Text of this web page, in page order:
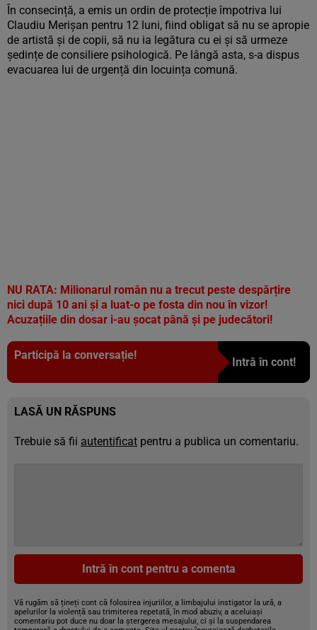
În consecință, a emis un ordin de protecție împotriva lui
Claudiu Merișan pentru 12 luni, fiind obligat să nu se apropie
de artistă și de copii, să nu ia legătura cu ei și să urmeze
ședințe de consiliere psihologică. Pe lângă asta, s-a dispus
evacuarea lui de urgență din locuința comună.
NU RATA: Milionarul român nu a trecut peste despărțire
nici după 10 ani și a luat-o pe fosta din nou în vizor!
Acuzațiile din dosar i-au șocat până și pe judecători!
Participă la conversație!
Intră în cont!
LASĂ UN RĂSPUNS
Trebuie să fii autentificat pentru a publica un comentariu.
Intră în cont pentru a comenta
Vă rugăm să țineți cont că folosirea injuriilor, a limbajului instigator la ură, a
apelurilor la violență sau trimiterea repetată, în mod abuziv, a aceluiași
comentariu pot duce nu doar la ștergerea mesajului, ci și la suspendarea